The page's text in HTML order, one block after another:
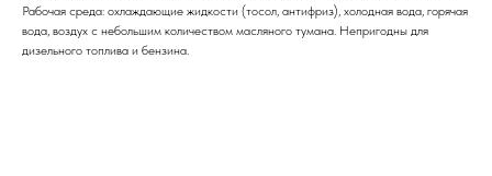
Рабочая среда: охлаждающие жидкости (тосол, антифриз), холодная вода, горячая
вода, воздух с небольшим количеством масляного тумана. Непригодны для
дизельного топлива и бензина.